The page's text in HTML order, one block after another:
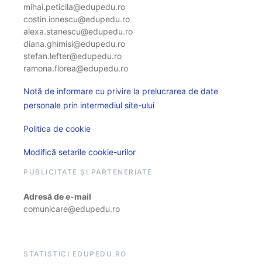
mihai.peticila@edupedu.ro
costin.ionescu@edupedu.ro
alexa.stanescu@edupedu.ro
diana.ghimisi@edupedu.ro
stefan.lefter@edupedu.ro
ramona.florea@edupedu.ro
Notă de informare cu privire la prelucrarea de date
personale prin intermediul site-ului
Politica de cookie
Modifică setarile cookie-urilor
PUBLICITATE ȘI PARTENERIATE
Adresă de e-mail
comunicare@edupedu.ro
STATISTICI EDUPEDU.RO